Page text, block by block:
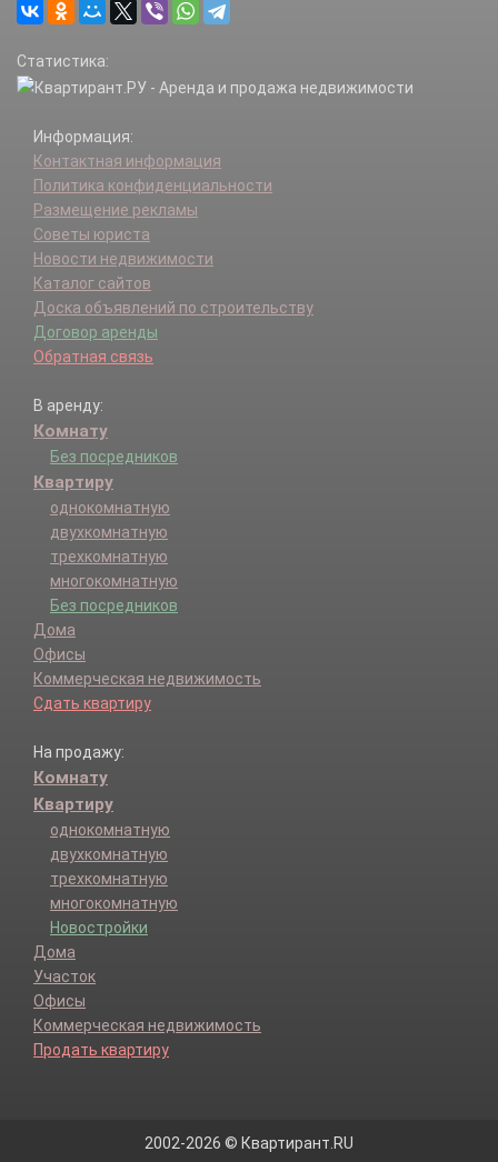
Статистика:
Информация:
Контактная информация
Политика конфиденциальности
Размещение рекламы
Советы юриста
Новости недвижимости
Каталог сайтов
Доска объявлений по строительству
Договор аренды
Обратная связь
В аренду:
Комнату
Без посредников
Квартиру
однокомнатную
двухкомнатную
трехкомнатную
многокомнатную
Без посредников
Дома
Офисы
Коммерческая недвижимость
Сдать квартиру
На продажу:
Комнату
Квартиру
однокомнатную
двухкомнатную
трехкомнатную
многокомнатную
Новостройки
Дома
Участок
Офисы
Коммерческая недвижимость
Продать квартиру
2002-2026 © Квартирант.RU